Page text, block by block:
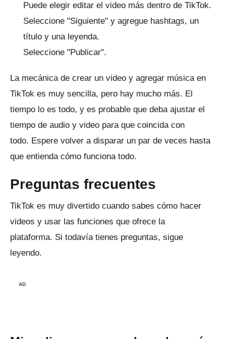
Puede elegir editar el video más dentro de TikTok.
Seleccione "Siguiente" y agregue hashtags, un
título y una leyenda.
Seleccione "Publicar".
La mecánica de crear un video y agregar música en
TikTok es muy sencilla, pero hay mucho más. El
tiempo lo es todo, y es probable que deba ajustar el
tiempo de audio y video para que coincida con
todo. Espere volver a disparar un par de veces hasta
que entienda cómo funciona todo.
Preguntas frecuentes
TikTok es muy divertido cuando sabes cómo hacer
videos y usar las funciones que ofrece la
plataforma. Si todavía tienes preguntas, sigue
leyendo.
AD